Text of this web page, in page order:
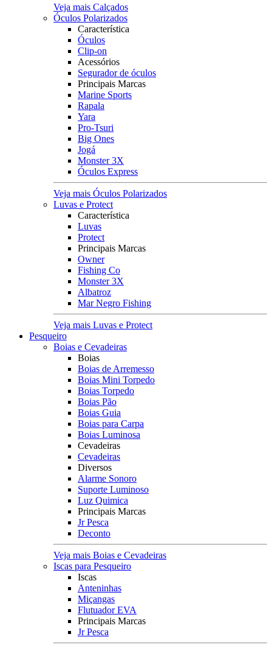
Veja mais Calçados
Óculos Polarizados
Característica
Óculos
Clip-on
Acessórios
Segurador de óculos
Principais Marcas
Marine Sports
Rapala
Yara
Pro-Tsuri
Big Ones
Jogá
Monster 3X
Óculos Express
Veja mais Óculos Polarizados
Luvas e Protect
Característica
Luvas
Protect
Principais Marcas
Owner
Fishing Co
Monster 3X
Albatroz
Mar Negro Fishing
Veja mais Luvas e Protect
Pesqueiro
Boias e Cevadeiras
Boias
Boias de Arremesso
Boias Mini Torpedo
Boias Torpedo
Boias Pão
Boias Guia
Boias para Carpa
Boias Luminosa
Cevadeiras
Cevadeiras
Diversos
Alarme Sonoro
Suporte Luminoso
Luz Quimica
Principais Marcas
Jr Pesca
Deconto
Veja mais Boias e Cevadeiras
Iscas para Pesqueiro
Iscas
Anteninhas
Miçangas
Flutuador EVA
Principais Marcas
Jr Pesca